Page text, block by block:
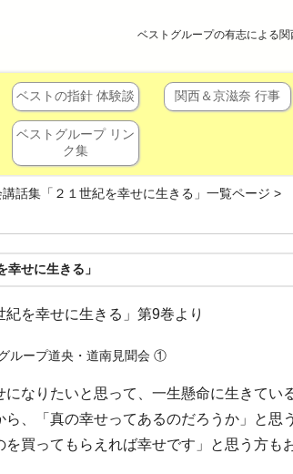
ベストグループの有志による
ベストの指針 体験談 関西＆京滋奈 行事
ベストグループ リン
ク集
話集「２１世紀を幸せに生きる」一覧ページ >
せに生きる」
を幸せに生きる」第9巻より
ループ道央・道南見聞会 ①
なりたいと思って、一生懸命に生きてい
、「真の幸せってあるのだろうか」と思
買ってもらえれば幸せです」と思う方も